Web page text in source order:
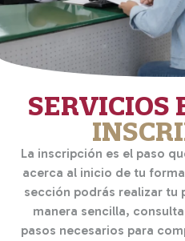
SERVICIOS
La inscripción es el paso
acerca al inicio de tu
sección podrás realizar tu
manera sencilla,
pasos necesarios para